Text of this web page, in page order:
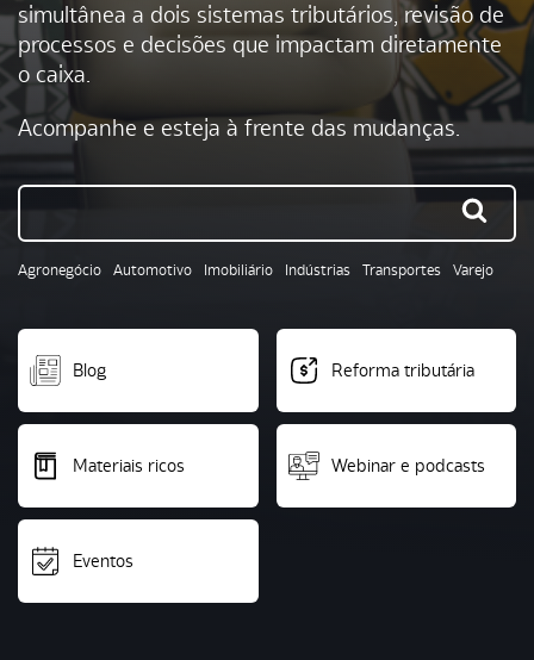
simultânea a dois sistemas tributários, revisão de
processos e decisões que impactam diretamente
o caixa.
Acompanhe e esteja à frente das mudanças.
Agronegócio Automotivo Imobiliário Indústrias Transportes Varejo
Blog Reforma tributária
Materiais ricos Webinar e podcasts
Eventos